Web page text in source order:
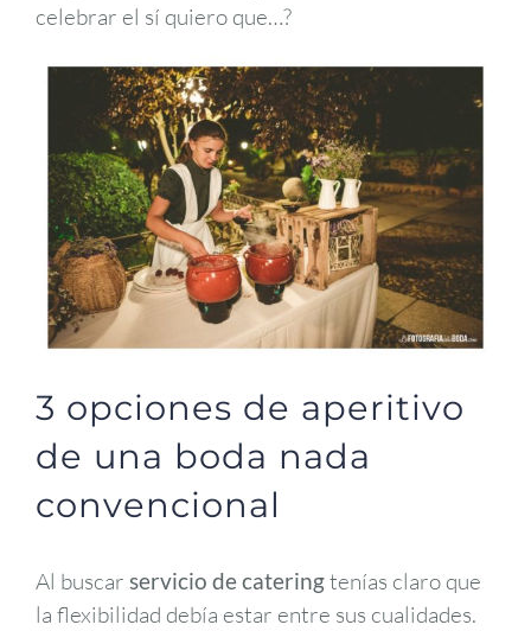
celebrar el sí quiero que…?
3 opciones de aperitivo
de una boda nada
convencional
Al buscar servicio de cateringtenías claro que
la flexibilidad debía estar entre sus cualidades.